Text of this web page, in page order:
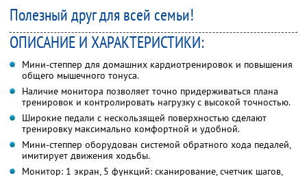
Полезный друг для всей семьи!
ОПИСАНИЕ И ХАРАКТЕРИСТИКИ:
Мини-степпер для домашних кардиотренировок и повышения
общего мышечного тонуса.
Наличие монитора позволяет точно придерживаться плана
тренировок и контролировать нагрузку с высокой точностью.
Широкие педали с нескользящей поверхностью сделают
тренировку максимально комфортной и удобной.
Мини-степпер оборудован системой обратного хода педалей,
имитирует движения ходьбы.
Монитор: 1 экран, 5 функций: сканирование, счетчик шагов,